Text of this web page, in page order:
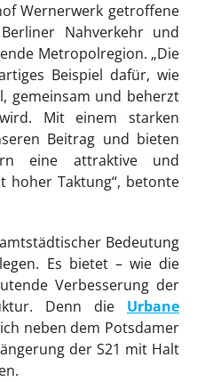
Wernerwerk getroffene
Nahverkehr und
Metropolregion. „Die
Beispiel dafür, wie
gemeinsam und beherzt
Mit einem starken
Beitrag und bieten
eine attraktive und
hoher Taktung“, betonte
Bedeutung
Es bietet – wie die
Verbesserung der
Denn die Urbane
neben dem Potsdamer
der S21 mit Halt